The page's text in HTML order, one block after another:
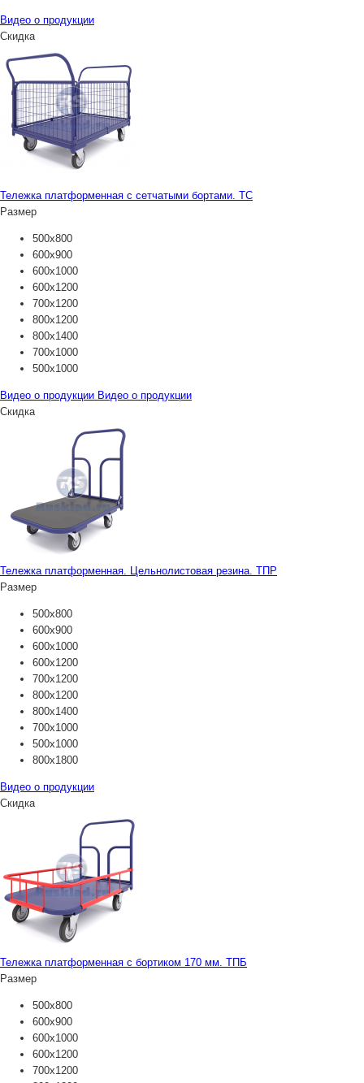
Видео о продукции
Скидка
Тележка платформенная с сетчатыми бортами. ТС
Размер
500х800
600х900
600х1000
600х1200
700х1200
800х1200
800х1400
700х1000
500х1000
Видео о продукции Видео о продукции
Скидка
Тележка платформенная. Цельнолистовая резина. ТПР
Размер
500х800
600х900
600х1000
600х1200
700х1200
800х1200
800х1400
700х1000
500х1000
800х1800
Видео о продукции
Скидка
Тележка платформенная с бортиком 170 мм. ТПБ
Размер
500х800
600х900
600х1000
600х1200
700х1200